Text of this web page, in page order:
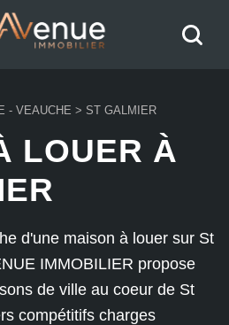
- VEAUCHE > ST GALMIER
LOUER À
d'une maison à louer sur St
IMMOBILIER propose
de ville au coeur de St
compétitifs charges